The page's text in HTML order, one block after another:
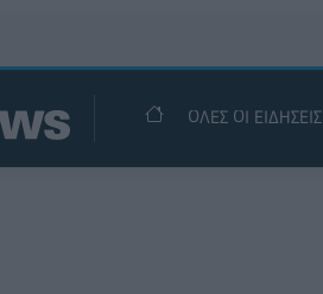
ΟΛΕΣ ΟΙ ΕΙΔΗΣΕΙΣ